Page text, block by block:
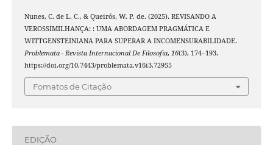
Nunes, C. de L. C., & Queirós, W. P. de. (2025). REVISANDO A
VEROSSIMILHANÇA: : UMA ABORDAGEM PRAGMÁTICA E
WITTGENSTEINIANA PARA SUPERAR A INCOMENSURABILIDADE.
Problemata - Revista Internacional De Filosofia, 16(3), 174–193.
https://doi.org/10.7443/problemata.v16i3.72955
Fomatos de Citação
EDIÇÃO